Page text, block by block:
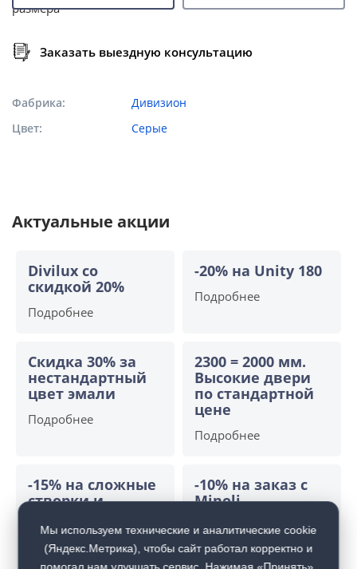
Заказать выездную консультацию
Фабрика
Дивизион
Цвет
Серые
Актуальные акции
Divilux со
скидкой 20%
Подробнее
-20% на Unity 180
Подробнее
Скидка 30% за
нестандартный
цвет эмали
Подробнее
2300 = 2000 мм.
Высокие двери
по стандартной
цене
Подробнее
-15% на сложные
створки и
двери
Подробнее
-10% на заказ с
Minoli
Подробнее
Мы используем технические и аналитические cookie
(Яндекс.Метрика), чтобы сайт работал корректно и